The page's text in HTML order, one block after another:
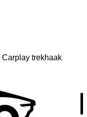
trekhaak